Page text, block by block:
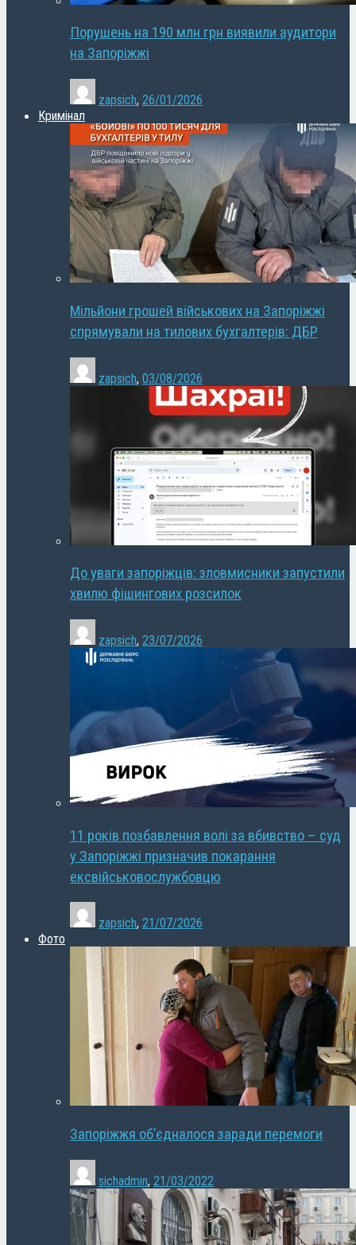
Порушень на 190 млн грн виявили аудитори
на Запоріжжі
zapsich, 26/01/2026
Кримінал
Мільйони грошей військових на Запоріжжі
спрямували на тилових бухгалтерів: ДБР
zapsich, 03/08/2026
До уваги запоріжців: зловмисники запустили
хвилю фішингових розсилок
zapsich, 23/07/2026
11 років позбавлення волі за вбивство – суд
у Запоріжжі призначив покарання
ексвійськовослужбовцю
zapsich, 21/07/2026
Фото
Запоріжжя об’єдналося заради перемоги
sichadmin, 21/03/2022